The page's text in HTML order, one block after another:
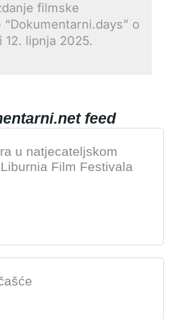
filmske
o
12. lipnja 2025.
feed
u natjecateljskom
Film Festivala